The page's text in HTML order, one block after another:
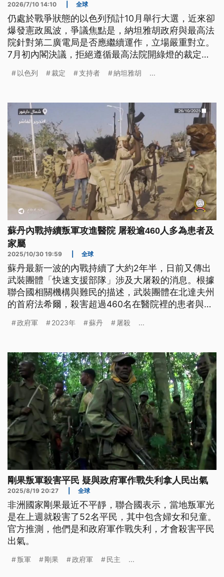
2026/7/10 14:10 全球
仍處於戰爭狀態的以色列預計10月舉行大選，近來卻
爆發憲政風波，爭議焦點是，納坦雅胡政府與最高法
院針對第二廣電局是否應繼續運作，立場嚴重對立。
7月初內閣決議，拒絕遵循最高法院開綠燈的裁定，
重要攻防議題。
以色列 裁定 支持者 納坦雅胡 ...
蘇丹內戰持續叛軍攻進醫院 屠殺逾460人多為患者及
家屬
2025/10/30 19:59 全球
蘇丹最新一波的內戰持續了大約2年半，日前又傳出
武裝團體「快速支援部隊」涉及大屠殺的消息。根據
聯合國相關機構與難民的描述，武裝團體在北達夫州
的首府法希爾，殺害超過460名在醫院裡的患者與家
政府軍 2023年 蘇丹 屠殺 ...
剛果叛軍殺害平民 疑與政府軍作戰失利拿人民出氣
2025/8/19 20:27 全球
非洲國家剛果最近不平靜，聯合國表示，當地叛軍光
是在上週就殺害了52名平民，其中包含婦女和兒童。
官方推測，他們是和政府軍作戰失利，才會殺害平民
出氣。
叛軍 剛果 政府軍 民主 ...